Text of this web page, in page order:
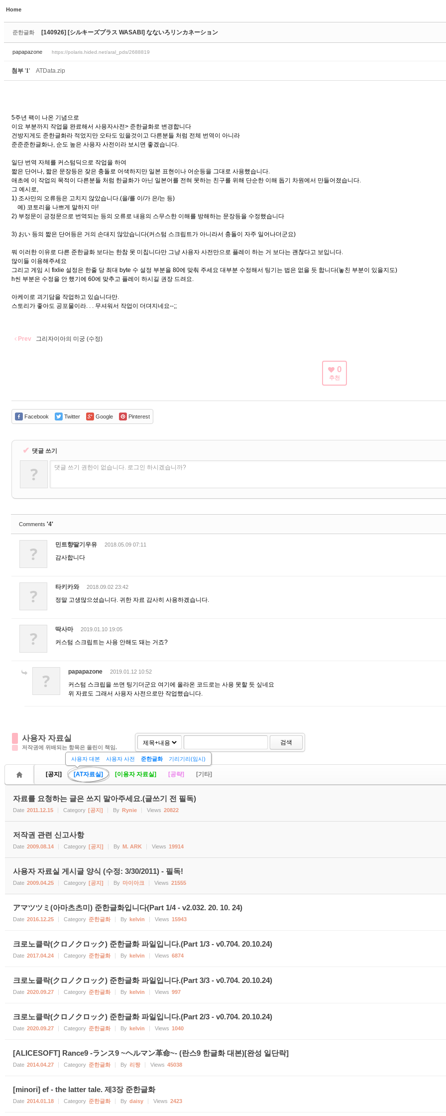
Home
준한글화 [140926] [シルキーズプラス WASABI] なないろリンカネーション
papapazone https://polaris.hided.net/aral_pds/2688819
첨부 '1' ATData.zip
5주년 팩이 나온 기념으로
이요 부분까지 작업을 완료해서 사용자사전> 준한글화로 변경합니다
건방지게도 준한글화라 적었지만 오타도 있을것이고 다른분들 처럼 전체 번역이 아니라
준준준한글화나, 순도 높은 사용자 사전이라 보시면 좋겠습니다.
일단 번역 자체를 커스텀딕으로 작업을 하여
짧은 단어나, 짧은 문장등은 잦은 충돌로 어색하지만 일본 표현이나 어순등을 그대로 사용했습니다.
애초에 이 작업의 목적이 다른분들 처럼 한글화가 아닌 일본어를 전혀 못하는 친구를 위해 단순한 이해 돕기 차원에서 만들어졌습니다.
그 예시로,
1) 조사만의 오류등은 고치지 않았습니다.(을/를 이/가 은/는 등)
예) 코토리을 나쁘게 말하지 마!
2) 부정문이 긍정문으로 번역되는 등의 오류로 내용의 스무스한 이해를 방해하는 문장등을 수정했습니다
3) おい 등의 짧은 단어등은 거의 손대지 않았습니다(커스텀 스크립트가 아니라서 충돌이 자주 일어나더군요)
뭐 이러한 이유로 다른 준한글화 보다는 한참 못 미칩니다만 그냥 사용자 사전만으로 플레이 하는 거 보다는 괜찮다고 보입니다.
많이들 이용해주세요
그리고 게임 시 fixlie 설정은 한줄 당 최대 byte 수 설정 부분을 80에 맞춰 주세요 대부분 수정해서 팅기는 법은 없을 듯 합니다(놓친 부분이 있을지도)
h씬 부분은 수정을 안 했기에 60에 맞추고 플레이 하시길 권장 드려요.
아케이로 괴기담을 작업하고 있습니다만.
스토리가 좋아도 공포물이라. . . 무셔워서 작업이 더뎌지네요--;;
Prev 그리자이아의 미궁 (수정)
0
추천
Facebook Twitter Google Pinterest
✔ 댓글 쓰기
? 댓글 쓰기 권한이 없습니다. 로그인 하시겠습니까?
Comments '4'
? 민트향딸기우유 2018.05.09 07:11
감사합니다
? 타키카와 2018.09.02 23:42
정말 고생많으셨습니다. 귀한 자료 감사히 사용하겠습니다.
? 딱사마 2019.01.10 19:05
커스텀 스크립트는 사용 안해도 돼는 거죠?
? papapazone 2019.01.12 10:52
커스텀 스크립을 쓰면 팅기더군요 여기에 올라온 코드로는 사용 못할 듯 싶네요
위 자료도 그래서 사용자 사전으로만 작업했습니다.
사용자 자료실
저작권에 위배되는 항목은 올린이 책임.
검색
[공지] [AT자료실]
사용자 대본 사용자 사전 준한글화 기리기리(임시)
[이용자 자료실] [공략]
[기타]
자료를 요청하는 글은 쓰지 말아주세요.(글쓰기 전 필독)
Date 2011.12.15 Category [공지] By Rynie Views 20822
저작권 관련 신고사항
Date 2009.08.14 Category [공지] By M. ARK Views 19914
사용자 자료실 게시글 양식 (수정: 3/30/2011) - 필독!
Date 2009.04.25 Category [공지] By 마이아크 Views 21555
アマツツミ(아마츠츠미) 준한글화입니다(Part 1/4 - v2.032. 20. 10. 24)
Date 2016.12.25 Category 준한글화 By kelvin Views 15943
크로노클락(クロノクロック) 준한글화 파일입니다.(Part 1/3 - v0.704. 20.10.24)
Date 2017.04.24 Category 준한글화 By kelvin Views 6874
크로노클락(クロノクロック) 준한글화 파일입니다.(Part 3/3 - v0.704. 20.10.24)
Date 2020.09.27 Category 준한글화 By kelvin Views 997
크로노클락(クロノクロック) 준한글화 파일입니다.(Part 2/3 - v0.704. 20.10.24)
Date 2020.09.27 Category 준한글화 By kelvin Views 1040
[ALICESOFT] Rance9 -ランス9 ~ヘルマン革命~- (란스9 한글화 대본)[완성 일단락]
Date 2014.04.27 Category 준한글화 By 리짱 Views 45038
[minori] ef - the latter tale. 제3장 준한글화
Date 2014.01.18 Category 준한글화 By daisy Views 2423
Sketchbook5, 스케치북5
Sketchbook5, 스케치북5
Sketchbook5, 스케치북5
Sketchbook5, 스케치북5